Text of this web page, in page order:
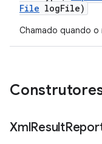
File logFile)
Chamado quando
XmlResult